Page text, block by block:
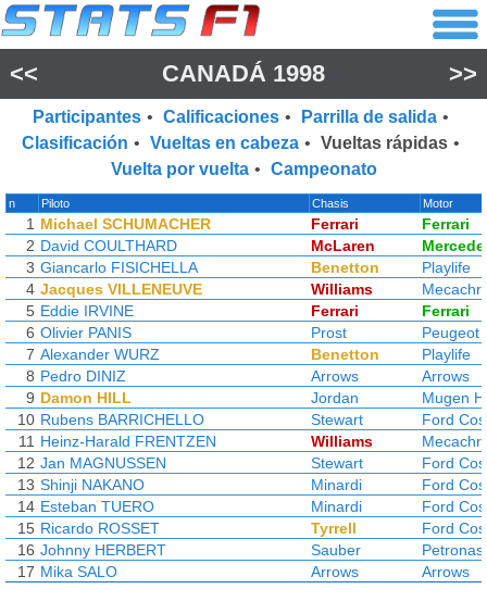
<< CANADÁ 1998 >>
Participantes • Calificaciones • Parrilla de salida •
Clasificación • Vueltas en cabeza • Vueltas rápidas •
Vuelta por vuelta • Campeonato
n Piloto Chasis Motor
1 Michael SCHUMACHER Ferrari
Ferrari
2 David COULTHARD McLaren
3 Giancarlo FISICHELLA Benetton
Playlife
4 Jacques VILLENEUVE Williams
5 Eddie IRVINE Ferrari
Ferrari
6 Olivier PANIS Prost
Peugeot
7 Alexander WURZ Benetton
Playlife
8 Pedro DINIZ Arrows
Arrows
9 Damon HILL Jordan
Mugen
10 Rubens BARRICHELLO Stewart
Ford
11 Heinz-Harald FRENTZEN Williams
12 Jan MAGNUSSEN Stewart
Ford
13 Shinji NAKANO Minardi
Ford
14 Esteban TUERO Minardi
Ford
15 Ricardo ROSSET Tyrrell
Ford
16 Johnny HERBERT Sauber
Petronas
17 Mika SALO Arrows Arrows